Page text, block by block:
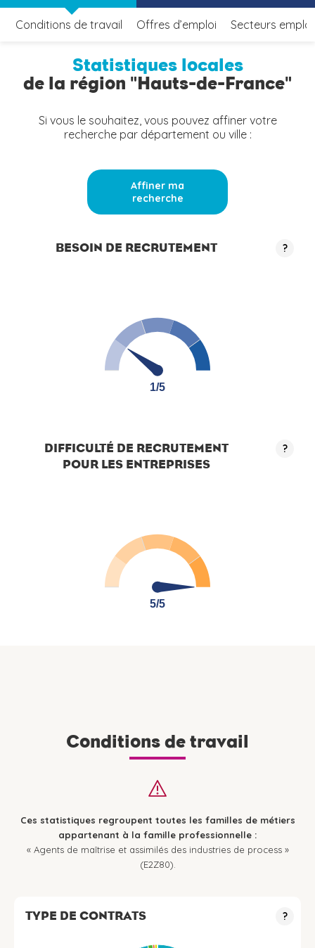
Conditions de travail Offres d’emploi Secteurs
Statistiques locales
de la région "Hauts-de-France"
Si vous le souhaitez, vous pouvez affiner votre
recherche par département ou ville :
Affiner ma
recherche
BESOIN DE RECRUTEMENT ?
1/5
1/5
DIFFICULTÉ DE RECRUTEMENT
POUR LES ENTREPRISES
?
5/5
5/5
Conditions de travail
Ces statistiques regroupent toutes les familles de métiers
appartenant à la famille professionnelle :
« Agents de maîtrise et assimilés des industries de process »
(E2Z80).
TYPE DE CONTRATS ?